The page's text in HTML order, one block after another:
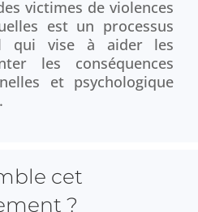
victimes de violences
est un processus
qui vise à aider les
les conséquences
et psychologique
cet
?